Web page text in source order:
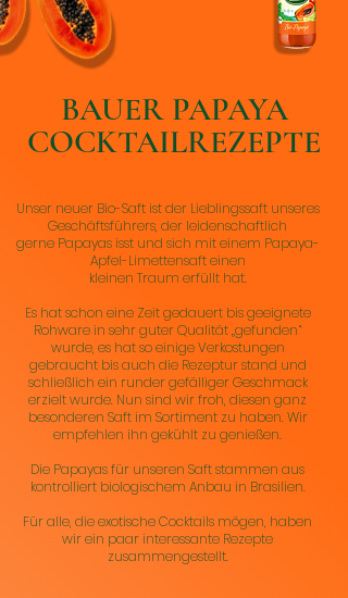
BAUER PAPAYA
COCKTAILREZEPTE
Unser neuer Bio-Saft ist der Lieblingssaft unseres
Geschäftsführers, der leidenschaftlich
gerne Papayas isst und sich mit einem Papaya-
Apfel-Limettensaft einen
kleinen Traum erfüllt hat.
Es hat schon eine Zeit gedauert bis geeignete
Rohware in sehr guter Qualität „gefunden“
wurde, es hat so einige Verkostungen
gebraucht bis auch die Rezeptur stand und
schließlich ein runder gefälliger Geschmack
erzielt wurde. Nun sind wir froh, diesen ganz
besonderen Saft im Sortiment zu haben. Wir
empfehlen ihn gekühlt zu genießen.
Die Papayas für unseren Saft stammen aus
kontrolliert biologischem Anbau in Brasilien.
Für alle, die exotische Cocktails mögen, haben
wir ein paar interessante Rezepte
zusammengestellt.